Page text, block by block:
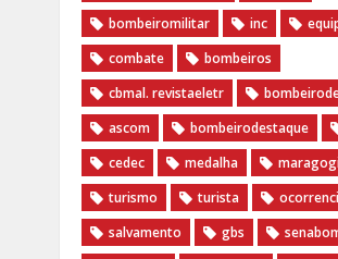
bombeiromilitar
inc
combate
bombeiros
cbmal. revistaeletr
ascom
bombeirodestaque
cedec
medalha
turismo
turista
salvamento
gbs